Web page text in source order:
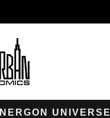
UNIVERSE